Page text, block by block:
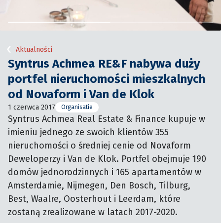
Aktualności
Syntrus Achmea RE&F nabywa duży
portfel nieruchomości mieszkalnych
od Novaform i Van de Klok
1 czerwca 2017 Organisatie
Syntrus Achmea Real Estate & Finance kupuje w
imieniu jednego ze swoich klientów 355
nieruchomości o średniej cenie od Novaform
Deweloperzy i Van de Klok. Portfel obejmuje 190
domów jednorodzinnych i 165 apartamentów w
Amsterdamie, Nijmegen, Den Bosch, Tilburg,
Best, Waalre, Oosterhout i Leerdam, które
zostaną zrealizowane w latach 2017-2020.